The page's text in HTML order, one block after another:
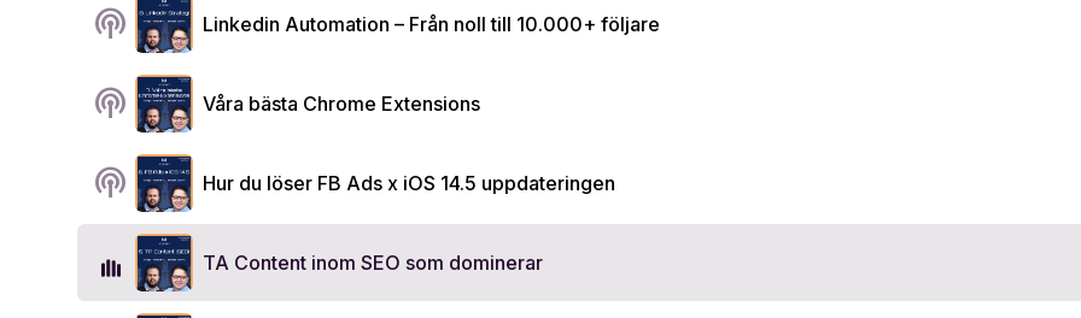
podcasts Linkedin Automation – Från noll till 10.000+ följare
podcasts Våra bästa Chrome Extensions
podcasts Hur du löser FB Ads x iOS 14.5 uppdateringen
TA Content inom SEO som dominerar